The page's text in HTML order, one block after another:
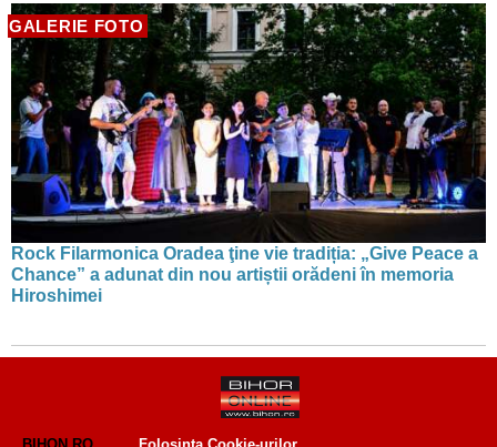
GALERIE FOTO
Rock Filarmonica Oradea ţine vie tradiția: „Give Peace a
Chance” a adunat din nou artiștii orădeni în memoria
Hiroshimei